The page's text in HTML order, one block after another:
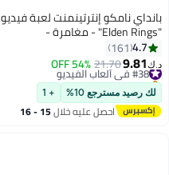
بانداي نامكو إنترتينمنت لعبة فيديو
"Elden Rings" - مغامرة -
playstation_5_ps5
4.7
161
د.ك‏9.81
21.70
54% OFF #38 في ألعاب الفيديو
باقي 3 وحدات في المخزون
#38 في ألعاب الفيديو
لك رصيد مسترجع 10% + 1
احصل عليه خلال 15 - 16